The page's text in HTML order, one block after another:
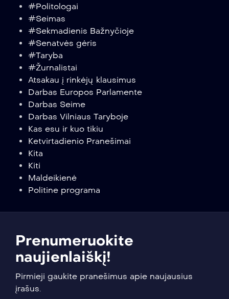
#Politologai
#Seimas
#Sekmadienis Bažnyčioje
#Senatvės gėris
#Taryba
#Žurnalistai
Atsakau į rinkėjų klausimus
Darbas Europos Parlamente
Darbas Seime
Darbas Vilniaus Taryboje
Kas esu ir kuo tikiu
Ketvirtadienio Pranešimai
Kita
Kiti
Maldeikienė
Politine programa
Prenumeruokite
naujienlaiškį!
Pirmieji gaukite pranešimus apie naujausius
įrašus.